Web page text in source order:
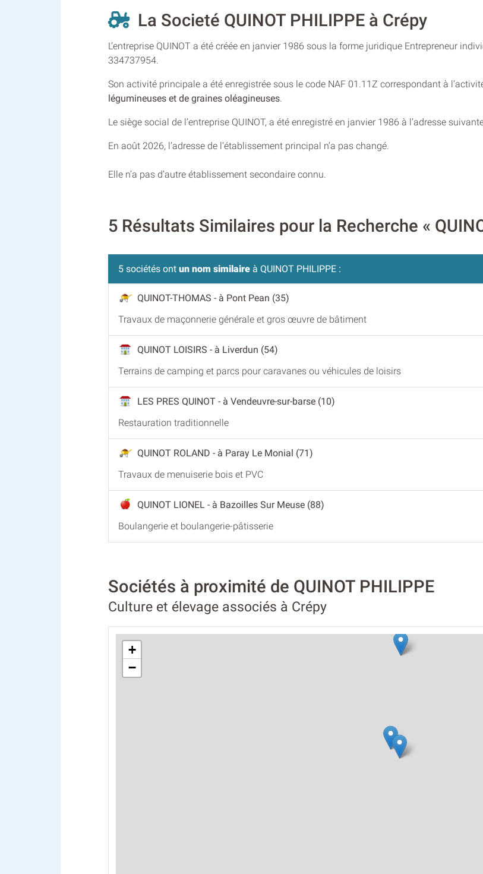
La Societé QUINOT PHILIPPE à Crépy
L’entreprise QUINOT a été créée en janvier 1986 sous la forme juridique Entrepreneur
334737954.
Son activité principale a été enregistrée sous le code NAF 01.11Z correspondant à
légumineuses et de graines oléagineuses.
Le siège social de l’entreprise QUINOT, a été enregistré en janvier 1986 à l’adresse
En août 2026, l’adresse de l’établissement principal n’a pas changé.
Elle n’a pas d’autre établissement secondaire connu.
5 Résultats Similaires pour la Recherche «
5 sociétés ont un nom similaire à QUINOT PHILIPPE :
QUINOT-THOMAS - à Pont Pean (35)
Travaux de maçonnerie générale et gros œuvre de bâtiment
QUINOT LOISIRS - à Liverdun (54)
Terrains de camping et parcs pour caravanes ou véhicules de loisirs
LES PRES QUINOT - à Vendeuvre-sur-barse (10)
Restauration traditionnelle
QUINOT ROLAND - à Paray Le Monial (71)
Travaux de menuiserie bois et PVC
QUINOT LIONEL - à Bazoilles Sur Meuse (88)
Boulangerie et boulangerie-pâtisserie
Sociétés à proximité de QUINOT PHILIPPE
Culture et élevage associés à Crépy
+
−